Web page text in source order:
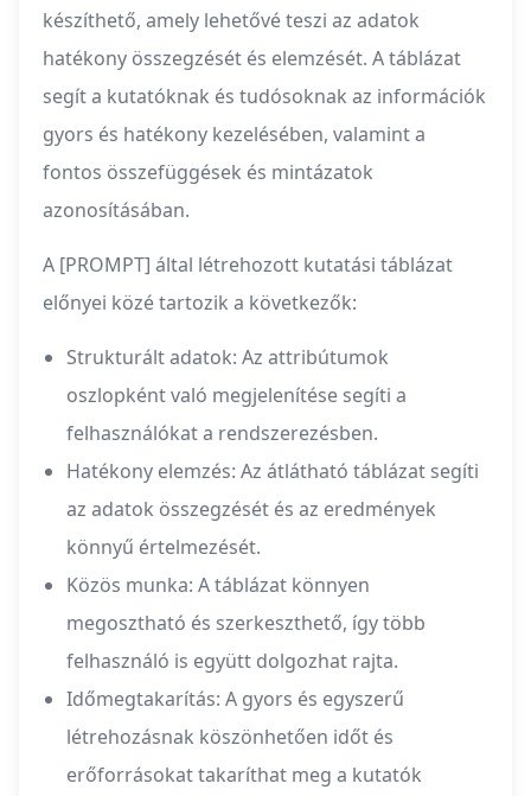
készíthető, amely lehetővé teszi az adatok
hatékony összegzését és elemzését. A táblázat
segít a kutatóknak és tudósoknak az információk
gyors és hatékony kezelésében, valamint a
fontos összefüggések és mintázatok
azonosításában.
A [PROMPT] által létrehozott kutatási táblázat
előnyei közé tartozik a következők:
Strukturált adatok: Az attribútumok
oszlopként való megjelenítése segíti a
felhasználókat a rendszerezésben.
Hatékony elemzés: Az átlátható táblázat segíti
az adatok összegzését és az eredmények
könnyű értelmezését.
Közös munka: A táblázat könnyen
megosztható és szerkeszthető, így több
felhasználó is együtt dolgozhat rajta.
Időmegtakarítás: A gyors és egyszerű
létrehozásnak köszönhetően időt és
erőforrásokat takaríthat meg a kutatók